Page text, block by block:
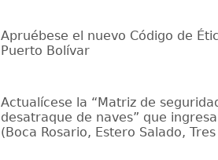
Apruébese el nuevo Código de
Puerto Bolívar
Actualícese la “Matriz de
desatraque de naves” que
(Boca Rosario, Estero Salado,